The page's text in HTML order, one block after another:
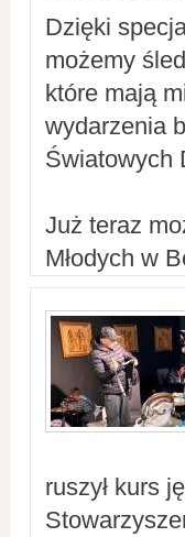
Dzięki
możemy
które mają
wydarzenia
Światowych
Już teraz
Młodych w
ruszył kurs